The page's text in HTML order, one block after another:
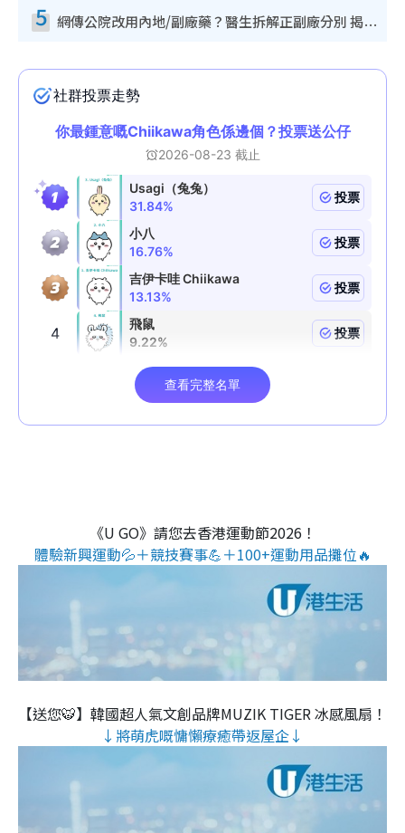
5 網傳公院改用內地/副廠藥？醫生拆解正副廠分別 揭4類人換藥隨時出事
《U GO》請您去香港運動節2026！
體驗新興運動💦＋競技賽事💪＋100+運動用品攤位🔥
【送您🐯】韓國超人氣文創品牌MUZIK TIGER 冰感風扇！
↓將萌虎嘅慵懶療癒帶返屋企↓